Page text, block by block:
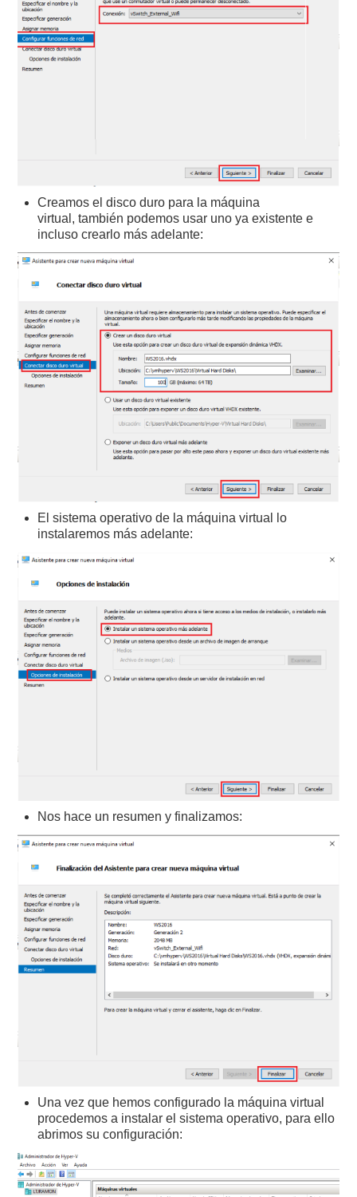
Creamos el disco duro para la máquina
virtual, también podemos usar uno ya existente e
incluso crearlo más adelante:
El sistema operativo de la máquina virtual lo
instalaremos más adelante:
Nos hace un resumen y finalizamos:
Una vez que hemos configurado la máquina virtual
procedemos a instalar el sistema operativo, para ello
abrimos su configuración: